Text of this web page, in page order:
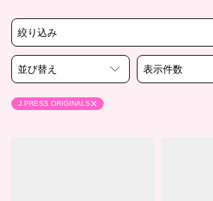
絞り込み
並び替え 表示件数
J.PRESS ORIGINALS